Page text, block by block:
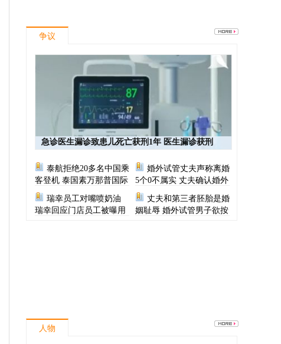
争议
急诊医生漏诊致患儿死亡获刑1年 医生漏诊获刑
泰航拒绝20多名中国乘
客登机 泰国素万那普国际
机场致歉
婚外试管丈夫声称离婚
5个0不属实 丈夫确认婚外
胚胎称早已叫停医院
瑞幸员工对嘴喷奶油
瑞幸回应门店员工被曝用
丈夫和第三者胚胎是婚
姻耻辱 婚外试管男子欲按
人物